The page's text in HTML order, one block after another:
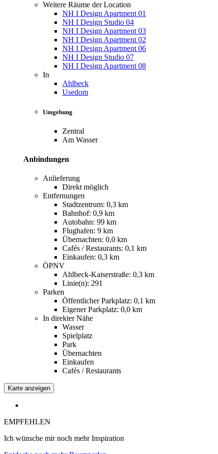
Weitere Räume der Location
NH I Design Apartment 01
NH I Design Studio 04
NH I Design Apartment 03
NH I Design Apartment 02
NH I Design Apartment 06
NH I Design Studio 07
NH I Design Apartment 08
In
Ahlbeck
Usedom
Umgebung
Zentral
Am Wasser
Anbindungen
Anlieferung
Direkt möglich
Entfernungen
Stadtzentrum: 0,3 km
Bahnhof: 0,9 km
Autobahn: 99 km
Flughafen: 9 km
Übernachten: 0,0 km
Cafés / Restaurants: 0,1 km
Einkaufen: 0,3 km
ÖPNV
Ahlbeck-Kaiserstraße: 0,3 km
Linie(n): 291
Parken
Öffentlicher Parkplatz: 0,1 km
Eigener Parkplatz: 0,0 km
In direkter Nähe
Wasser
Spielplatz
Park
Übernachten
Einkaufen
Cafés / Restaurants
Karte anzeigen
EMPFEHLEN
Ich wünsche mir noch mehr Inspiration